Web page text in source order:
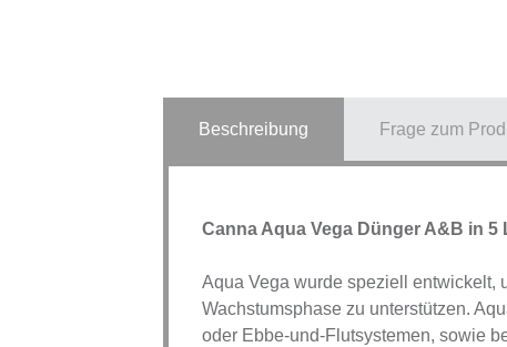
Beschreibung Frage zum
Canna Aqua Vega Dünger A&B in 5
Aqua Vega wurde speziell entwickelt,
Wachstumsphase zu unterstützen.
oder Ebbe-und-Flutsystemen, sowie